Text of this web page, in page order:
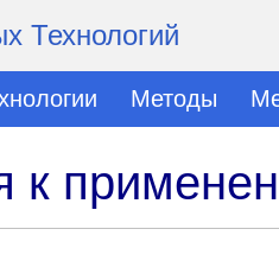
Технологий
Методы
к